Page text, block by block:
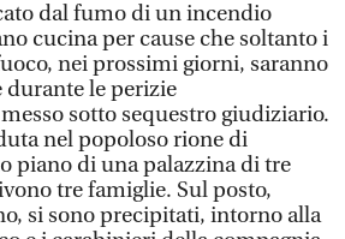
dal fumo di un incendio
cucina per cause che soltanto i
nei prossimi giorni, saranno
le perizie
sotto sequestro giudiziario.
nel popoloso rione di
piano di una palazzina di tre
tre famiglie. Sul posto,
si sono precipitati, intorno alla